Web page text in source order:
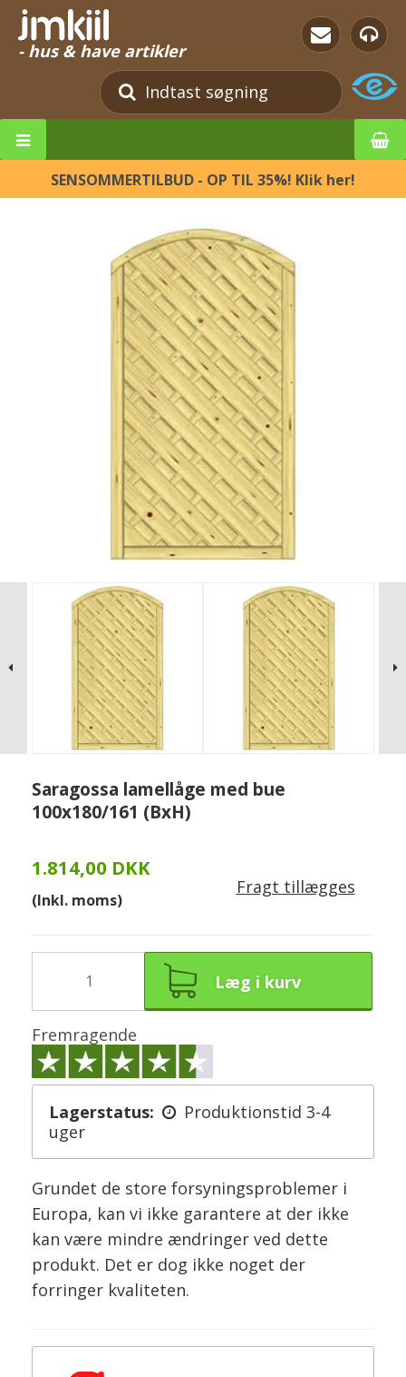
- hus & have artikler
SENSOMMERTILBUD - OP TIL 35%! Klik her!
Saragossa lamellåge med bue
100x180/161 (BxH)
1.814,00 DKK
(Inkl. moms)
Fragt tillægges
Læg i kurv
Fremragende
Lagerstatus:
Produktionstid 3-4
uger
Grundet de store forsyningsproblemer i
Europa, kan vi ikke garantere at der ikke
kan være mindre ændringer ved dette
produkt. Det er dog ikke noget der
forringer kvaliteten.